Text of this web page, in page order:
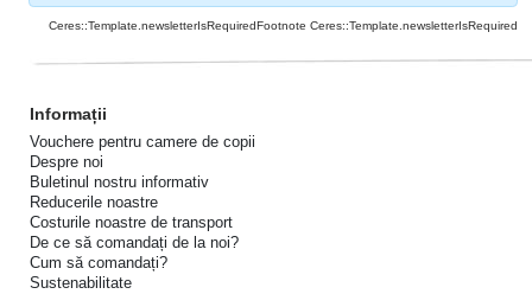
Ceres::Template.newsletterIsRequiredFootnote Ceres::Template.newsletterIsRequired
Informații
Vouchere pentru camere de copii
Despre noi
Buletinul nostru informativ
Reducerile noastre
Costurile noastre de transport
De ce să comandați de la noi?
Cum să comandați?
Sustenabilitate